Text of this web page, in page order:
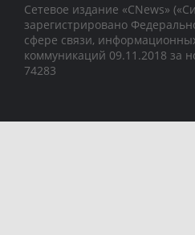
Сетевое издание «CNews»
зарегистрировано
сфере связи,
коммуникаций 09.11.2018 за
74283